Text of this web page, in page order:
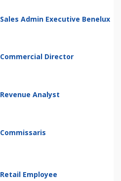
Sales Admin Executive Benelux
Commercial Director
Revenue Analyst
Commissaris
Retail Employee